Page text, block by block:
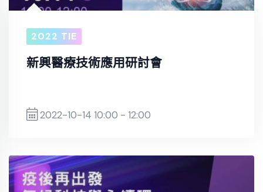
2022 TIE
新興醫療技術應用研討會
2022-10-14 10:00 - 12:00